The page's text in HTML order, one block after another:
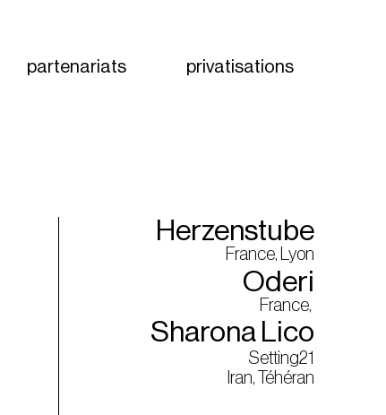
partenariats privatisations
Herzenstube
France, Lyon
Oderi
France,
Sharona Lico
Setting21
Iran, Téhéran